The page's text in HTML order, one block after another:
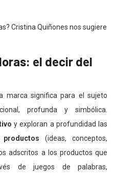
Cristina Quiñones nos sugiere
el decir del
marca significa para el sujeto
profunda y simbólica.
y exploran a profundidad las
(ideas, conceptos,
adscritos a los productos que
de juegos de palabras,